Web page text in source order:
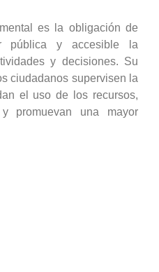
es la obligación de
pública y accesible la
y decisiones. Su
ciudadanos supervisen la
el uso de los recursos,
promuevan una mayor